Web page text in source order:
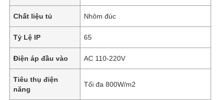
Chất liệu tủ Nhôm đúc
Tỷ Lệ IP 65
Điện áp đầu vào AC 110-220V
Tiêu thụ điện
năng
Tối đa 800W/m2